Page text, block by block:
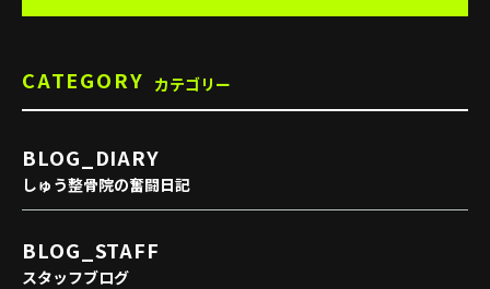
CATEGORY カテゴリー
BLOG_DIARY
しゅう整骨院の奮闘日記
BLOG_STAFF
スタッフブログ